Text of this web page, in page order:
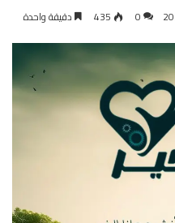
0
435 دقيقة واحدة